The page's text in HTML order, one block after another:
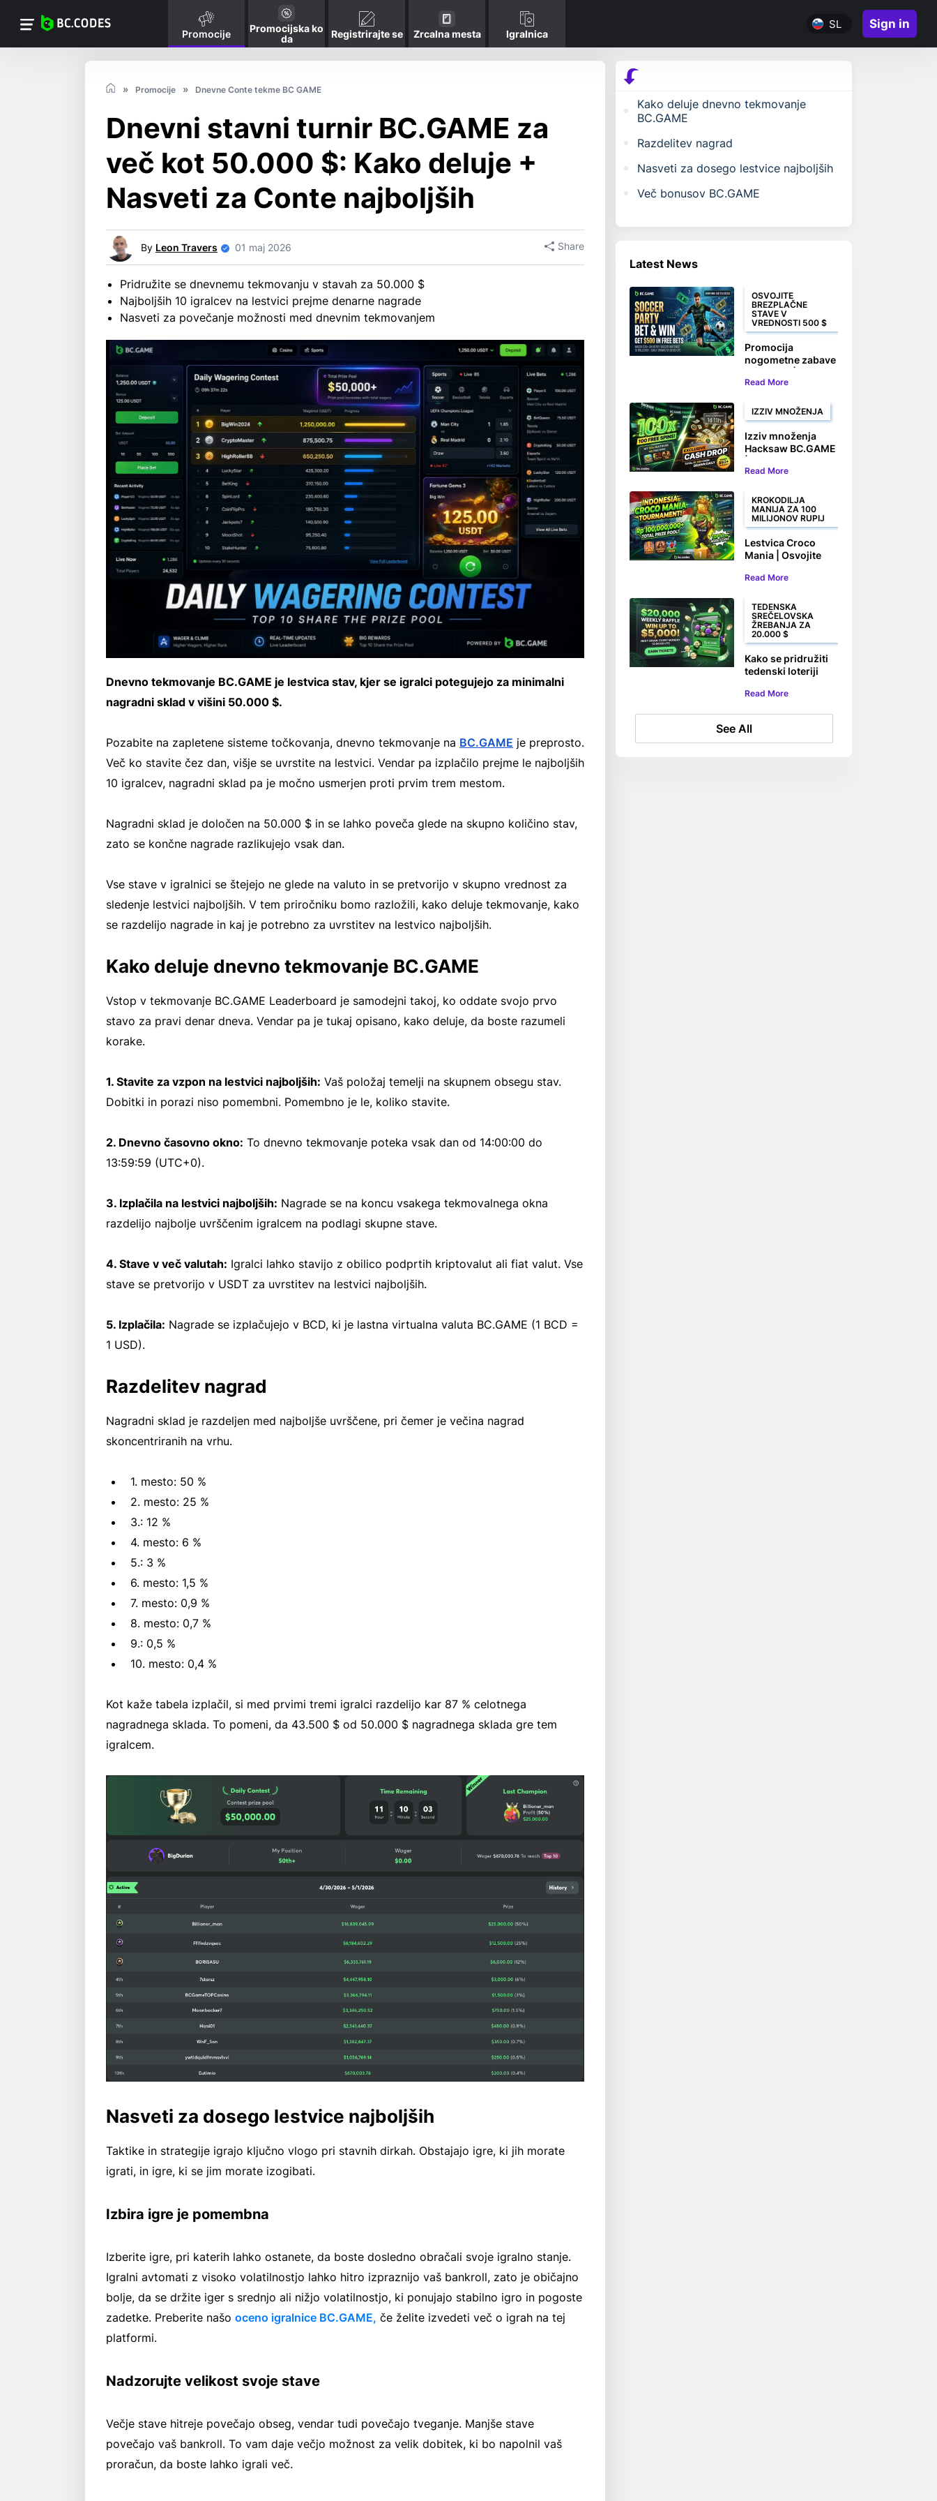
Promocije
Promocijska ko
da
Registrirajte se Zrcalna mesta Igralnica
SL Sign in
Promocije Dnevne Conte tekme BC GAME
Dnevni stavni turnir BC.GAME za
več kot 50.000 $: Kako deluje +
Nasveti za Conte najboljših
By Leon Travers 01 maj 2026 Share
Pridružite se dnevnemu tekmovanju v stavah za 50.000 $
Najboljših 10 igralcev na lestvici prejme denarne nagrade
Nasveti za povečanje možnosti med dnevnim tekmovanjem
Dnevno tekmovanje BC.GAME je lestvica stav, kjer se igralci potegujejo za minimalni
nagradni sklad v višini 50.000 $.
Pozabite na zapletene sisteme točkovanja, dnevno tekmovanje na BC.GAME je preprosto.
Več ko stavite čez dan, višje se uvrstite na lestvici. Vendar pa izplačilo prejme le najboljših
10 igralcev, nagradni sklad pa je močno usmerjen proti prvim trem mestom.
Nagradni sklad je določen na 50.000 $ in se lahko poveča glede na skupno količino stav,
zato se končne nagrade razlikujejo vsak dan.
Vse stave v igralnici se štejejo ne glede na valuto in se pretvorijo v skupno vrednost za
sledenje lestvici najboljših. V tem priročniku bomo razložili, kako deluje tekmovanje, kako
se razdelijo nagrade in kaj je potrebno za uvrstitev na lestvico najboljših.
Kako deluje dnevno tekmovanje BC.GAME
Vstop v tekmovanje BC.GAME Leaderboard je samodejni takoj, ko oddate svojo prvo
stavo za pravi denar dneva. Vendar pa je tukaj opisano, kako deluje, da boste razumeli
korake.
1. Stavite za vzpon na lestvici najboljših: Vaš položaj temelji na skupnem obsegu stav.
Dobitki in porazi niso pomembni. Pomembno je le, koliko stavite.
2. Dnevno časovno okno: To dnevno tekmovanje poteka vsak dan od 14:00:00 do
13:59:59 (UTC+0).
3. Izplačila na lestvici najboljših: Nagrade se na koncu vsakega tekmovalnega okna
razdelijo najbolje uvrščenim igralcem na podlagi skupne stave.
4. Stave v več valutah: Igralci lahko stavijo z obilico podprtih kriptovalut ali fiat valut. Vse
stave se pretvorijo v USDT za uvrstitev na lestvici najboljših.
5. Izplačila: Nagrade se izplačujejo v BCD, ki je lastna virtualna valuta BC.GAME (1 BCD =
1 USD).
Razdelitev nagrad
Nagradni sklad je razdeljen med najboljše uvrščene, pri čemer je večina nagrad
skoncentriranih na vrhu.
1. mesto: 50 %
2. mesto: 25 %
3.: 12 %
4. mesto: 6 %
5.: 3 %
6. mesto: 1,5 %
7. mesto: 0,9 %
8. mesto: 0,7 %
9.: 0,5 %
10. mesto: 0,4 %
Kot kaže tabela izplačil, si med prvimi tremi igralci razdelijo kar 87 % celotnega
nagradnega sklada. To pomeni, da 43.500 $ od 50.000 $ nagradnega sklada gre tem
igralcem.
Nasveti za dosego lestvice najboljših
Taktike in strategije igrajo ključno vlogo pri stavnih dirkah. Obstajajo igre, ki jih morate
igrati, in igre, ki se jim morate izogibati.
Izbira igre je pomembna
Izberite igre, pri katerih lahko ostanete, da boste dosledno obračali svoje igralno stanje.
Igralni avtomati z visoko volatilnostjo lahko hitro izpraznijo vaš bankroll, zato je običajno
bolje, da se držite iger s srednjo ali nižjo volatilnostjo, ki ponujajo stabilno igro in pogoste
zadetke. Preberite našo oceno igralnice BC.GAME, če želite izvedeti več o igrah na tej
platformi.
Nadzorujte velikost svoje stave
Večje stave hitreje povečajo obseg, vendar tudi povečajo tveganje. Manjše stave
povečajo vaš bankroll. To vam daje večjo možnost za velik dobitek, ki bo napolnil vaš
proračun, da boste lahko igrali več.
Kako deluje dnevno tekmovanje
BC.GAME
Razdelitev nagrad
Nasveti za dosego lestvice najboljših
Več bonusov BC.GAME
Latest News
OSVOJITE
BREZPLAČNE
STAVE V
VREDNOSTI 500 $
Promocija
nogometne zabave
in osvojite do 500 $
stavah
Read More
IZZIV MNOŽENJA
Izziv množenja
Hacksaw BC.GAME
brezplačnih
nagrade
Read More
KROKODILJA
MANIJA ZA 100
MILIJONOV RUPIJ
Lestvica Croco
Mania | Osvojite
100.000.000 Rp
Read More
TEDENSKA
SREČELOVSKA
ŽREBANJA ZA
20.000 $
Kako se pridružiti
tedenski loteriji
20.000 $
Read More
See All